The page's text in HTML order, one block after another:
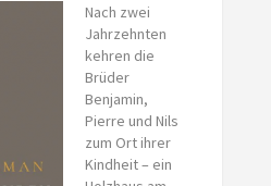
Nach zwei
Jahrzehnten
kehren die
Brüder
Benjamin,
Pierre und Nils
zum Ort ihrer
Kindheit – ein